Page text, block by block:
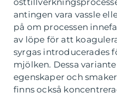
antingen vara vassle
på om processen
av löpe för att
syrgas introducerades
mjölken. Dessa
egenskaper och
finns också